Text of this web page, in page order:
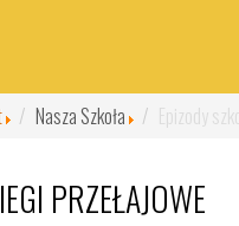
Nasza Szkoła Epizody
PRZEŁAJOWE